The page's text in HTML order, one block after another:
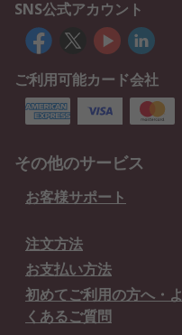
SNS公式アカウント
ご利用可能カード会社
その他のサービス
お客様サポート
注文方法
お支払い方法
初めてご利用の方へ・よ
くあるご質問